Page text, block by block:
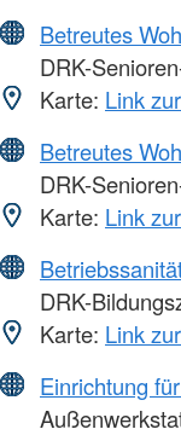
Betreutes
DRK-
Karte: Link
Betreutes
DRK-
Karte: Link
DRK-
Karte: Link
Einrichtung